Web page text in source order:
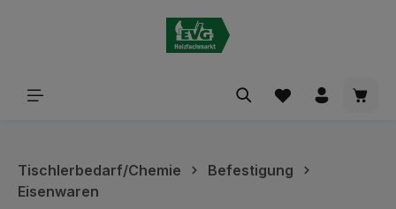
Tischlerbedarf/Chemie
Befestigung
Eisenwaren